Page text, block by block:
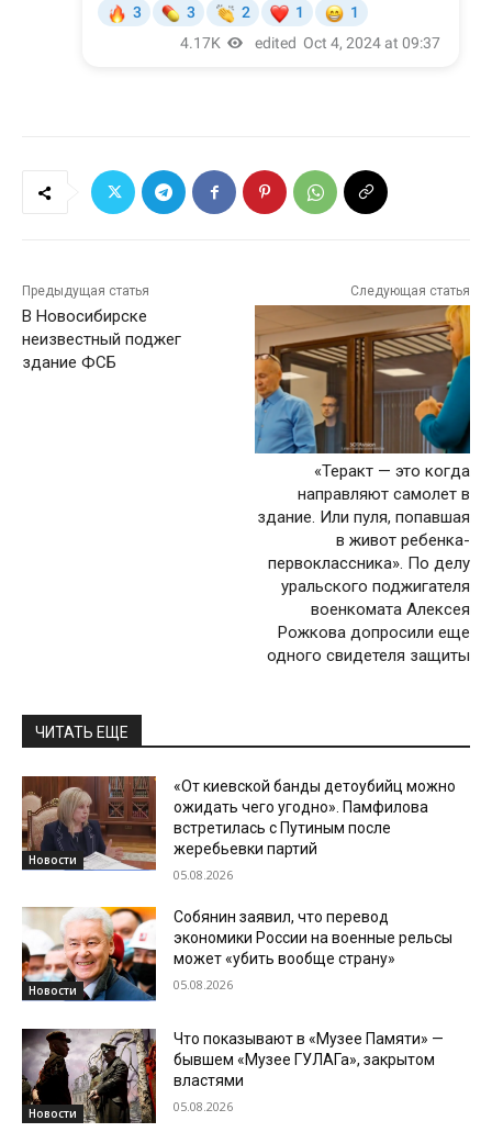
Предыдущая статья
В Новосибирске
неизвестный поджег
здание ФСБ
Следующая статья
«Теракт — это когда
направляют самолет в
здание. Или пуля, попавшая
в живот ребенка-
первоклассника». По делу
уральского поджигателя
военкомата Алексея
Рожкова допросили еще
одного свидетеля защиты
ЧИТАТЬ ЕЩЕ
Новости
«От киевской банды детоубийц можно
ожидать чего угодно». Памфилова
встретилась с Путиным после
жеребьевки партий
05.08.2026
Новости
Собянин заявил, что перевод
экономики России на военные рельсы
может «убить вообще страну»
05.08.2026
Новости
Что показывают в «Музее Памяти» —
бывшем «Музее ГУЛАГа», закрытом
властями
05.08.2026